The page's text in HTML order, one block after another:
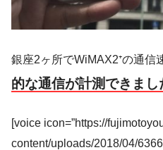
銀座2ヶ所でWiMAX2⁺の通信
的な通信が計測できまし
[voice icon=”https://
content/uploads/2018/04/